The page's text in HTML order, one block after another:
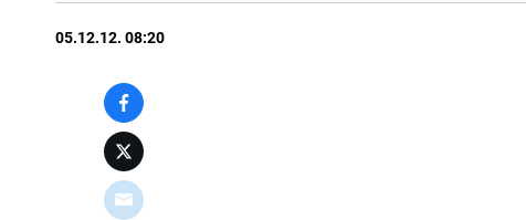
05.12.12. 08:20